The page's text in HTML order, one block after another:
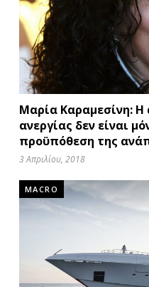
Μαρία Καραμεσίνη:
ανεργίας δεν είναι
προϋπόθεση της
3 Απριλίου, 2018
MACRO